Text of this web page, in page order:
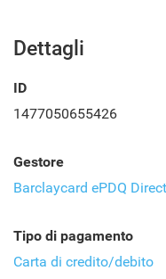
Dettagli
ID
1477050655426
Gestore
Barclaycard ePDQ
Tipo di pagamento
Carta di credito/debito